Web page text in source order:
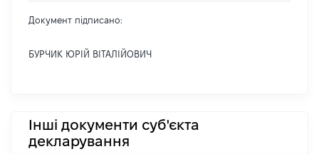
Документ підписано:
БУРЧИК ЮРІЙ ВІТАЛІЙОВИЧ
Інші документи суб'єкта
декларування